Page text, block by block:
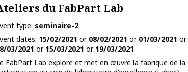
du FabPart Lab
type seminaire-2
dates 15/02/2021 or 08/02/2021 or 01/03/2021 or
03/2021 or 15/03/2021 or 19/03/2021
FabPart Lab explore et met en œuvre la fabrique de la